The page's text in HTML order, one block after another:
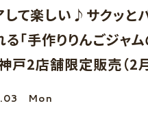
て楽しい♪サクッと
「手作りりんごジャム
戸2店舗限定販売（2
Mon